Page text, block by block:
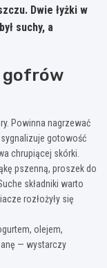
Dwie łyżki w
suchy, a
gofrów
Powinna nagrzewać
gotowość
chrupiącej skórki.
pszenną, proszek do
składniki warto
rozłożyły się
olejem,
— wystarczy